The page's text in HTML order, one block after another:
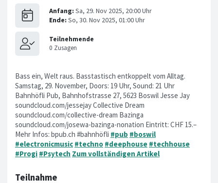
Bass ein, Welt raus. Basstastisch entkoppelt vom Alltag.
Samstag, 29. November, Doors: 19 Uhr, Sound: 21 Uhr
Bahnhöfli Pub, Bahnhofstrasse 27, 5623 Boswil Jesse Jay
soundcloud.com/jessejay Collective Dream
soundcloud.com/collective-dream Bazinga
soundcloud.com/josewa-bazinga-nonation Eintritt: CHF 15.–
Mehr Infos: bpub.ch #bahnhöfli #pub #boswil
#electronicmusic #techno #deephouse #techhouse
#Progi #Psytech Zum vollständigen Artikel